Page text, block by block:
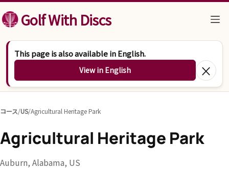
コンテンツへスキップ
Golf With Discs
This page is also available in English.
View in English ×
コース/US/Agricultural Heritage Park
Agricultural Heritage Park
Auburn, Alabama, US